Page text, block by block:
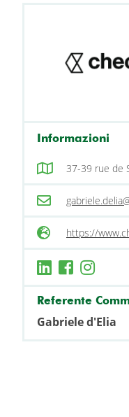
Informazioni
37-39 rue de
https://
Referente
Gabriele d'Elia